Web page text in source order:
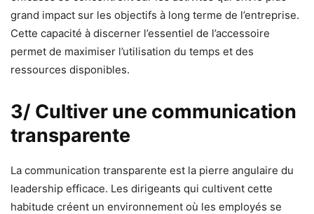
grand impact sur les objectifs à long terme de l’entreprise.
Cette capacité à discerner l’essentiel de l’accessoire
permet de maximiser l’utilisation du temps et des
ressources disponibles.
3/ Cultiver une communication
transparente
La communication transparente est la pierre angulaire du
leadership efficace. Les dirigeants qui cultivent cette
habitude créent un environnement où les employés se